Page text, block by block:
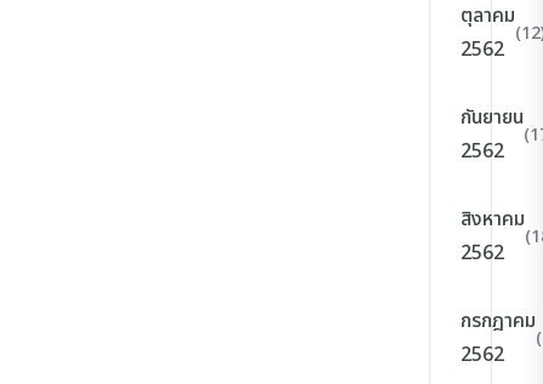
ตุลาคม
2562
กันยายน
2562
สิงหาคม
2562
กรกฎาคม
2562